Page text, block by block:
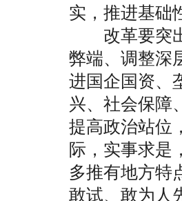
实，推进基础
改革要突出
弊端、调整深
进国企国资、
兴、社会保障
提高政治站位
际，实事求是
多推有地方特
敢试、敢为人